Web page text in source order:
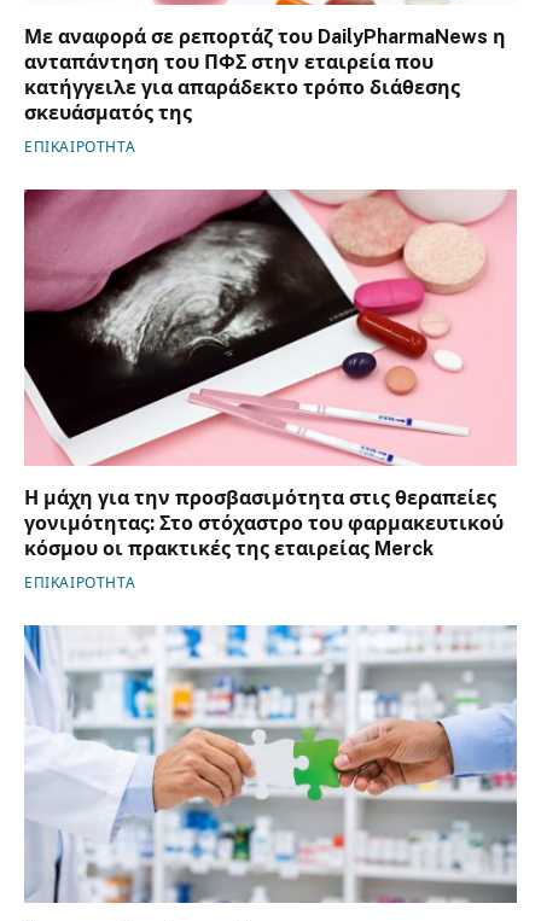
Με αναφορά σε ρεπορτάζ του DailyPharmaNews η
ανταπάντηση του ΠΦΣ στην εταιρεία που
κατήγγειλε για απαράδεκτο τρόπο διάθεσης
σκευάσματός της
ΕΠΙΚΑΙΡΟΤΗΤΑ
Η μάχη για την προσβασιμότητα στις θεραπείες
γονιμότητας: Στο στόχαστρο του φαρμακευτικού
κόσμου οι πρακτικές της εταιρείας Merck
ΕΠΙΚΑΙΡΟΤΗΤΑ